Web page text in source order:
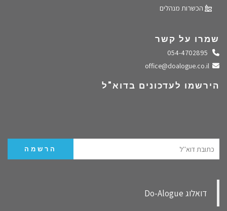
הכשרות מנהלים
שמרו על קשר
התקשרו אלינו
שלחו מייל
הירשמו לעדכונים בדוא"ל
‏דואלוג Do-Alogue‏